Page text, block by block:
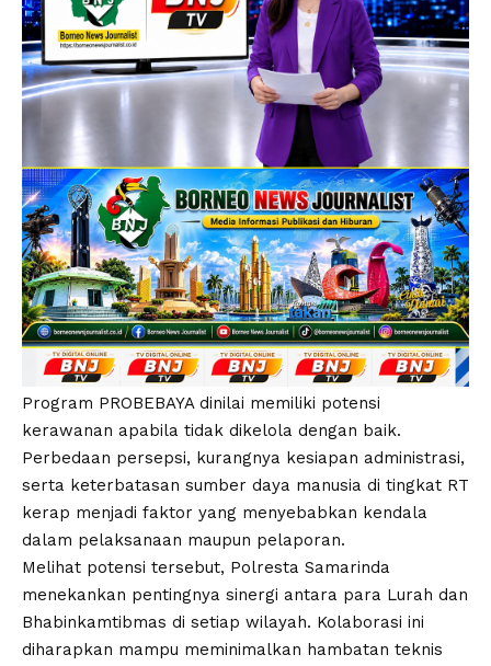
Program PROBEBAYA dinilai memiliki potensi
kerawanan apabila tidak dikelola dengan baik.
Perbedaan persepsi, kurangnya kesiapan administrasi,
serta keterbatasan sumber daya manusia di tingkat RT
kerap menjadi faktor yang menyebabkan kendala
dalam pelaksanaan maupun pelaporan.
Melihat potensi tersebut, Polresta Samarinda
menekankan pentingnya sinergi antara para Lurah dan
Bhabinkamtibmas di setiap wilayah. Kolaborasi ini
diharapkan mampu meminimalkan hambatan teknis